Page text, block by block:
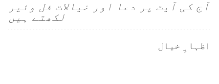
آج کی آیت پر دعا اور خیالات فل وئیر
لکھتے ہیں
اظہارِ خیال